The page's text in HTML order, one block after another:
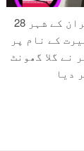
28 سالہ زہرہ کو ایران کے شہر
کے نام پر
نے گلا گھونٹ
دیا